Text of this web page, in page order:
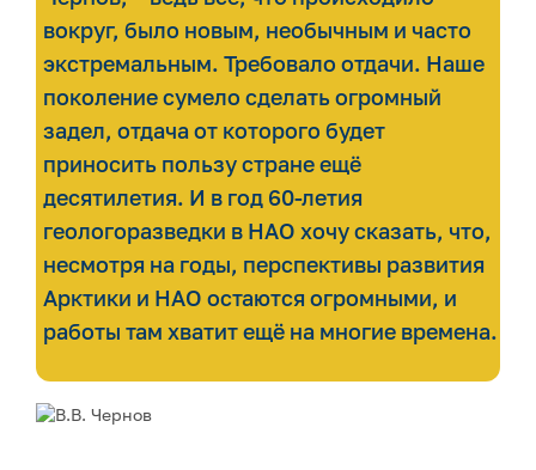
вокруг, было новым, необычным и часто
экстремальным. Требовало отдачи. Наше
поколение сумело сделать огромный
задел, отдача от которого будет
приносить пользу стране ещё
десятилетия. И в год 60-летия
геологоразведки в НАО хочу сказать, что,
несмотря на годы, перспективы развития
Арктики и НАО остаются огромными, и
работы там хватит ещё на многие времена.